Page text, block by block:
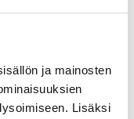
ja mainosten
Lisäksi
aina
ja
koko
ei jää
osaksi